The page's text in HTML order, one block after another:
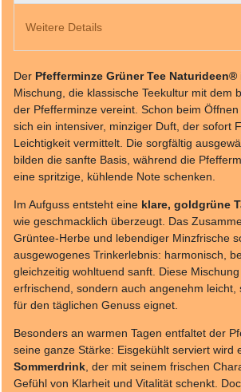
Weitere Details
Der Pfefferminze Grüner Tee Naturideen®
Mischung, die klassische Teekultur mit dem
der Pfefferminze vereint. Schon beim
sich ein intensiver, minziger Duft, der sofort
Leichtigkeit vermittelt. Die sorgfältig
bilden die sanfte Basis, während die
eine spritzige, kühlende Note schenken.
Im Aufguss entsteht eine klare, goldgrüne
wie geschmacklich überzeugt. Das
Grüntee-Herbe und lebendiger Minzfrische
ausgewogenes Trinkerlebnis: harmonisch,
gleichzeitig wohltuend sanft. Diese
erfrischend, sondern auch angenehm leicht,
für den täglichen Genuss eignet.
Besonders an warmen Tagen entfaltet der
seine ganze Stärke: Eisgekühlt serviert wird
Sommerdrink , der mit seinem frischen
Gefühl von Klarheit und Vitalität schenkt.